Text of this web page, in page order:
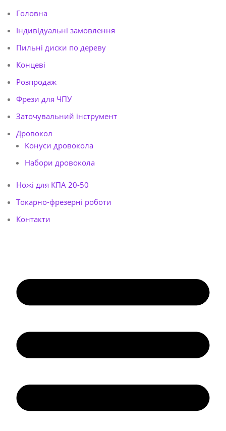
Головна
Індивідуальні замовлення
Пильні диски по дереву
Концеві
Розпродаж
Фрези для ЧПУ
Заточувальний інструмент
Дровокол
Конуси дровокола
Набори дровокола
Ножі для КПА 20-50
Токарно-фрезерні роботи
Контакти